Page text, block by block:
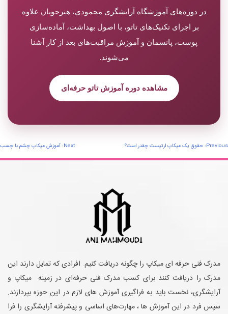
در دوره‌های آموزشگاه آرایشگری محمودی، هنرجویان علاوه
بر اجرای تکنیک‌های تاتو، با اصول بهداشت، آماده‌سازی
پوست، پانسمان و آموزش مراقبت‌های بعد از کار آشنا
می‌شوند.
مشاهده دوره آموزش تاتو حرفه‌ای
راهبری
نوشته
Previous: حقوق یک میکاپ ارتیست چقدر است؟ Next: آموزش میکاپ چشم با چسب
مدرک فنی حرفه ای میکاپ را چگونه دریافت کنیم. افرادی که تمایل دارند این
مدرک را دریافت کنند برای کسب مدرک فنی حرفه‌ای در زمینه میکاپ و
آرایشگری، نخست باید به فراگیری آموزش های لازم در این حوزه بپردازند.
سپس فرد در این آموزش ها ، مهارت‌های اساسی و پیشرفته آرایشگری را فرا